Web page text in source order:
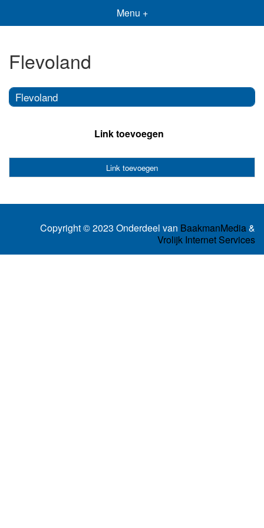
Menu +
Flevoland
Flevoland
Link toevoegen
Link toevoegen
Copyright © 2023 Onderdeel van BaakmanMedia&
Vrolijk Internet Services